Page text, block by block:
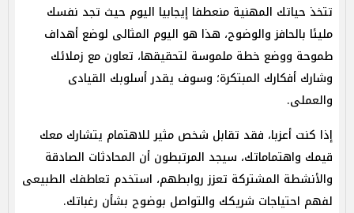
تتخذ حياتك المهنية منعطفا إيجابيا اليوم حيث تجد نفسك
مليئا بالحافز والوضوح، هذا هو اليوم المثالى لوضع أهداف
طموحة ووضع خطة ملموسة لتحقيقها، تعاون مع زملائك
وشارك أفكارك المبتكرة؛ وسوف يقدر أسلوبك القيادى
والعملى.
إذا كنت أعزبا، فقد تقابل شخص مثير للاهتمام يتشارك معك
قيمك واهتماماتك، سيجد المرتبطون أن المحادثات الصادقة
والأنشطة المشتركة تعزز روابطهم، استخدم تعاطفك الطبيعى
لفهم احتياجات شريكك والتواصل بوضوح بشأن رغباتك.